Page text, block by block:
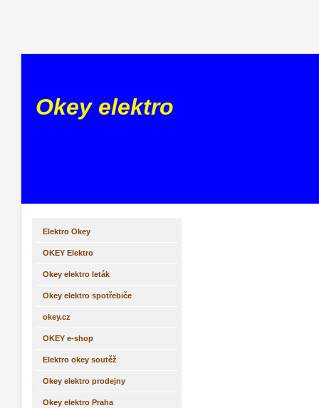
Okey elektro
Elektro Okey
OKEY Elektro
Okey elektro leták
Okey elektro spotřebiče
okey.cz
OKEY e-shop
Elektro okey soutěž
Okey elektro prodejny
Okey elektro Praha